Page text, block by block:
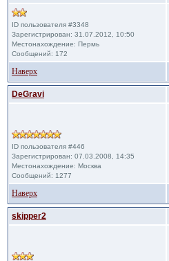
ID пользователя #3348
Зарегистрирован: 31.07.2012, 10:50
Местонахождение: Пермь
Сообщений: 172
Наверх
DeGravi
ID пользователя #446
Зарегистрирован: 07.03.2008, 14:35
Местонахождение: Москва
Сообщений: 1277
Наверх
skipper2